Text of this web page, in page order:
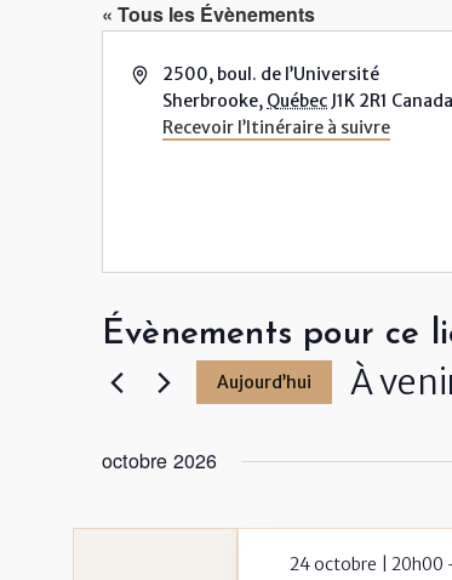
« Tous les Évènements
Adresse2500, boul. de l’Université
Sherbrooke, Québec J1K 2R1 Canada
Recevoir l’Itinéraire à suivre
Évènements pour ce
Aujourd’hui À
date.
octobre 2026
24 octobre | 20h00